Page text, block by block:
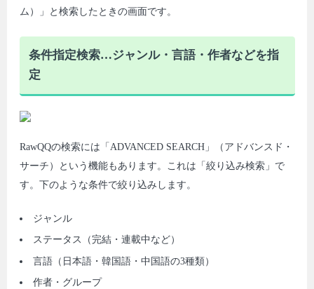
ム）」と検索したときの画面です。
条件指定検索…ジャンル・言語・作者などを指
定
RawQQの検索には「ADVANCED SEARCH」（アドバンスド・
サーチ）という機能もあります。これは「絞り込み検索」で
す。下のような条件で絞り込みします。
ジャンル
ステータス（完結・連載中など）
言語（日本語・韓国語・中国語の3種類）
作者・グループ